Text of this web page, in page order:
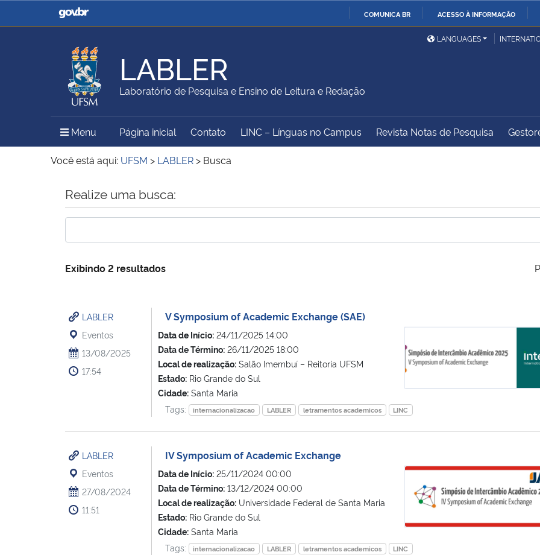
COMUNICA BR ACESSO À INFORMAÇÃO
Casa Civil
Ministério da Justiça e
Ministério da Defesa
Ministério das Relações
Exteriores
Ministério da Agricultura,
Pecuária e Abastecimento
Ministério da Educação
Ministério do Meio Ambiente Ministério do Turismo
Ministério do
Controladoria-Geral da
LANGUAGES
LABLER
Laboratório de Pesquisa e Ensino de Leitura e Redação
Menu Menu Principal do Sítio
Página inicial Contato LINC – Línguas no Campus Revista Notas de Pesquisa
Você está aqui: UFSM > LABLER > Busca
Início do conteúdo
Realize uma busca:
Exibindo 2 resultados
LABLER
Eventos
13/08/2025
17:54
V Symposium of Academic Exchange (SAE)
Data de Início:24/11/2025 14:00
Data de Término:26/11/2025 18:00
Local de realização:Salão Imembuí – Reitoria UFSM
Estado:Rio Grande do Sul
Cidade:Santa Maria
Tags: internacionalizacao LABLER letramentos academicos LINC
LABLER
Eventos
27/08/2024
11:51
IV Symposium of Academic Exchange
Data de Início:25/11/2024 00:00
Data de Término:13/12/2024 00:00
Local de realização:Universidade Federal de Santa Maria
Estado:Rio Grande do Sul
Cidade:Santa Maria
IV Symposium of Academic
Tags: internacionalizacao LABLER letramentos academicos LINC